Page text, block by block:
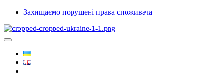
Захищаємо порушені права споживача